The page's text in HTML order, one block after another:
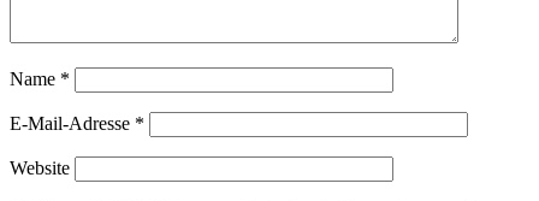
Name *
E-Mail-Adresse *
Website